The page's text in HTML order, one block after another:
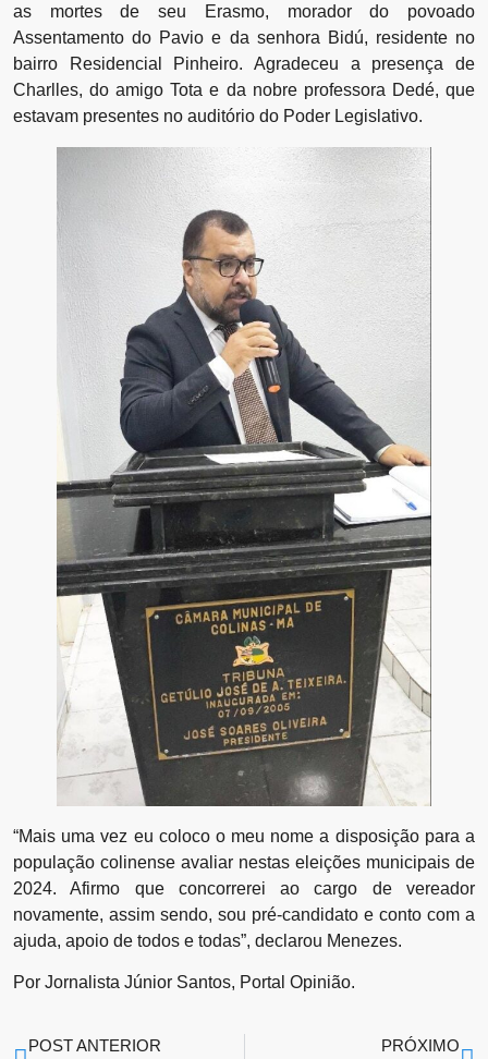
as mortes de seu Erasmo, morador do povoado
Assentamento do Pavio e da senhora Bidú, residente no
bairro Residencial Pinheiro. Agradeceu a presença de
Charlles, do amigo Tota e da nobre professora Dedé, que
estavam presentes no auditório do Poder Legislativo.
“Mais uma vez eu coloco o meu nome a disposição para a
população colinense avaliar nestas eleições municipais de
2024. Afirmo que concorrerei ao cargo de vereador
novamente, assim sendo, sou pré-candidato e conto com a
ajuda, apoio de todos e todas”, declarou Menezes.
Por Jornalista Júnior Santos, Portal Opinião.
POST ANTERIOR PRÓXIMO